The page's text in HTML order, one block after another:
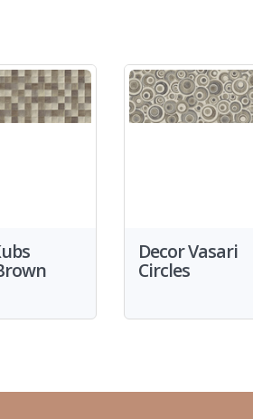
Decor Vasari
Circles